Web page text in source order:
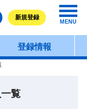
新規登録
MENU
登録情報
覧